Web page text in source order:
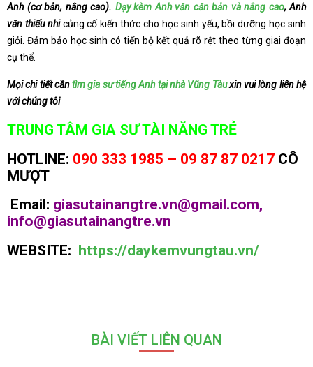
Anh (cơ bản, nâng cao). Dạy kèm Anh văn căn bản và nâng cao, Anh
văn thiếu nhi củng cố kiến thức cho học sinh yếu, bồi dưỡng học sinh
giỏi. Đảm bảo học sinh có tiến bộ kết quả rõ rệt theo từng giai đoạn
cụ thể.
Mọi chi tiết cầntìm gia sư tiếng Anh tại nhà Vũng Tàuxin vui lòng liên hệ
với chúng tôi
TRUNG TÂM GIA SƯ TÀI NĂNG TRẺ
HOTLINE: 090 333 1985 – 09 87 87 0217 CÔ
MƯỢT
Email: giasutainangtre.vn@gmail.com,
info@giasutainangtre.vn
WEBSITE: https://daykemvungtau.vn/
BÀI VIẾT LIÊN QUAN